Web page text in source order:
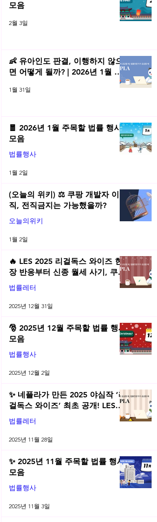
모음
2월 3일
👶 유아인도 판결, 이행하지 않으
면 어떻게 될까? | 2026년 1월 네
1월 31일
🧧 2026년 1월 주목할 법률 행사
모음
법률행사
1월 2일
(오늘의 위키) ⚖️ 쿠팡 개발자 이
직, 전직금지는 가능했을까?
오늘의위키
1월 2일
🔥 LES 2025 리걸독스 와이즈 현
장 반응부터 신종 월세 사기, 쿠팡
전직금지 가처분 위키까지| 2025
년 12월 네플라 법률레터
법률레터
2025년 12월 31일
🎅 2025년 12월 주목할 법률 행사
모음
법률행사
2025년 12월 2일
✨ 네플라가 만든 2025 야심작 ‘리
걸독스 와이즈’ 최초 공개! LES
2025 무료 초청장 드려요! | 2025
년 11월 네플라 법률레터
법률레터
2025년 11월 28일
✨ 2025년 11월 주목할 법률 행사
모음
법률행사
2025년 11월 3일